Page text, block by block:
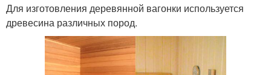
Для изготовления деревянной вагонки используется
древесина различных пород.